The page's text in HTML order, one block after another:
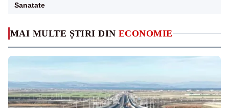
MAI MULTE ȘTIRI DIN ECONOMIE
Sanatate